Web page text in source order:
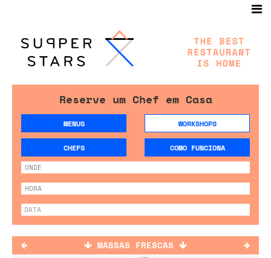
Reserve um Chef em Casa
MENUS WORKSHOPS
CHEFS COMO FUNCIONA
MASSAS FRESCAS